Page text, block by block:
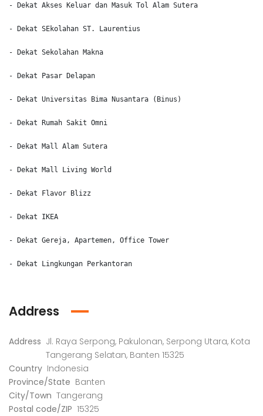
- Dekat Akses Keluar dan Masuk Tol Alam Sutera
- Dekat SEkolahan ST. Laurentius
- Dekat Sekolahan Makna
- Dekat Pasar Delapan
- Dekat Universitas Bima Nusantara (Binus)
- Dekat Rumah Sakit Omni
- Dekat Mall Alam Sutera
- Dekat Mall Living World
- Dekat Flavor Blizz
- Dekat IKEA
- Dekat Gereja, Apartemen, Office Tower
- Dekat Lingkungan Perkantoran
Address
Address Jl. Raya Serpong, Pakulonan, Serpong Utara, Kota
Tangerang Selatan, Banten 15325
Country Indonesia
Province/State Banten
City/Town Tangerang
Postal code/ZIP 15325